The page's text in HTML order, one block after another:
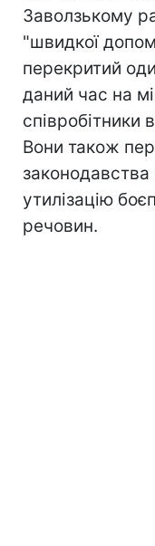
Заволзькому
"швидкої
перекритий
даний час на
співробітники
Вони також
законодавства
утилізацію
речовин.